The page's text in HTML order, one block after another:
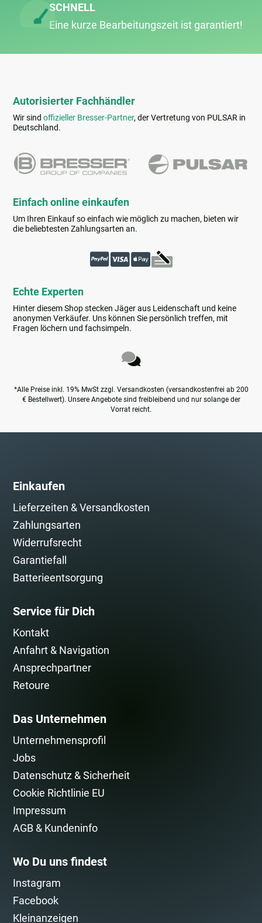
SCHNELL
Eine kurze Bearbeitungs­zeit ist garantiert!
Autorisierter Fachhändler
Wir sindoffizieller Bresser-Partner, der Vertretung von PULSAR in
Deutschland.
Einfach online einkaufen
Um Ihren Einkauf so einfach wie möglich zu machen, bieten wir
die beliebtesten Zahlungsarten an.
Echte Experten
Hinter diesem Shop stecken Jäger aus Leidenschaft und keine
anonymen Verkäufer. Uns können Sie persönlich treffen, mit
Fragen löchern und fachsimpeln.
*Alle Preise inkl. 19% MwSt zzgl. Versandkosten (versandkostenfrei ab 200
€ Bestellwert). Unsere Angebote sind freibleibend und nur solange der
Vorrat reicht.
Einkaufen
Lieferzeiten & Versandkosten
Zahlungsarten
Widerrufsrecht
Garantiefall
Batterieentsorgung
Service für Dich
Kontakt
Anfahrt & Navigation
Ansprechpartner
Retoure
Das Unternehmen
Unternehmensprofil
Jobs
Datenschutz & Sicherheit
Cookie Richtlinie EU
Impressum
AGB & Kundeninfo
Wo Du uns findest
Instagram
Facebook
Kleinanzeigen